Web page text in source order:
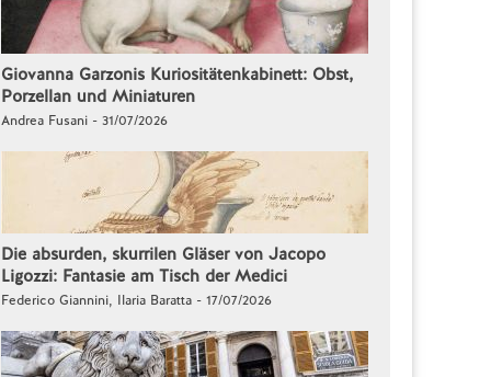
Giovanna Garzonis Kuriositätenkabinett: Obst,
Porzellan und Miniaturen
Andrea Fusani - 31/07/2026
Die absurden, skurrilen Gläser von Jacopo
Ligozzi: Fantasie am Tisch der Medici
Federico Giannini, Ilaria Baratta - 17/07/2026